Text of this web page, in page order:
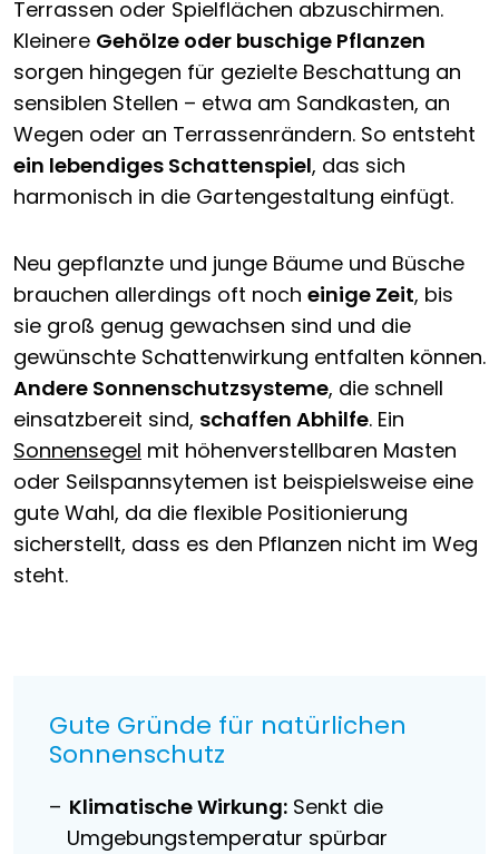
Terrassen oder Spielflächen abzuschirmen.
Kleinere Gehölze oder buschige Pflanzen
sorgen hingegen für gezielte Beschattung an
sensiblen Stellen – etwa am Sandkasten, an
Wegen oder an Terrassenrändern. So entsteht
ein lebendiges Schattenspiel, das sich
harmonisch in die Gartengestaltung einfügt.
Neu gepflanzte und junge Bäume und Büsche
brauchen allerdings oft noch einige Zeit, bis
sie groß genug gewachsen sind und die
gewünschte Schattenwirkung entfalten können.
Andere Sonnenschutzsysteme, die schnell
einsatzbereit sind, schaffen Abhilfe. Ein
Sonnensegel mit höhenverstellbaren Masten
oder Seilspannsytemen ist beispielsweise eine
gute Wahl, da die flexible Positionierung
sicherstellt, dass es den Pflanzen nicht im Weg
steht.
Gute Gründe für natürlichen
Sonnenschutz
Klimatische Wirkung: Senkt die
Umgebungstemperatur spürbar